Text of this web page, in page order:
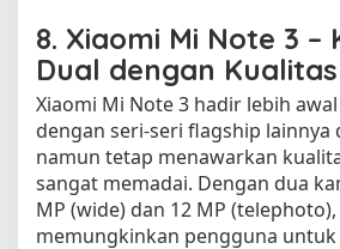
8. Xiaomi Mi Note 3 –
Dual dengan
Xiaomi Mi Note 3 hadir lebih
dengan seri-seri flagship lainnya
namun tetap menawarkan
sangat memadai. Dengan dua
MP (wide) dan 12 MP
memungkinkan pengguna